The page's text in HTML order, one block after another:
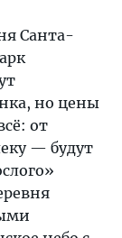
Санта-
но цены
от
— будут